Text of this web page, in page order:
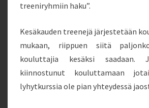
treeniryhmiin haku”.
Kesäkauden treenejä järjestetään
mukaan, riippuen siitä
kouluttajia kesäksi
kiinnostunut kouluttamaan
lyhytkurssia ole pian yhteydessä